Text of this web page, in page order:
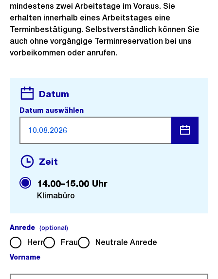
mindestens zwei Arbeitstage im Voraus. Sie
erhalten innerhalb eines Arbeitstages eine
Terminbestätigung. Selbstverständlich können Sie
auch ohne vorgängige Terminreservation bei uns
vorbeikommen oder anrufen.
Datum
Datum auswählen
Zeit
14.00–15.00 Uhr
Klimabüro
Anrede (optional)(optional).
Herr Frau Neutrale Anrede
Vorname